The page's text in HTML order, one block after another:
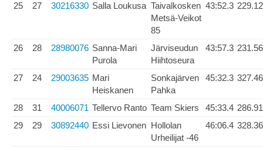
25 27 30216330 Salla Loukusa Taivalkosken
Metsä-Veikot
85
43:52.3 229.12
26 28 28980076 Sanna-Mari
Purola
Järviseudun
Hiihtoseura
43:57.3 231.56
27 24 29003635 Mari
Heiskanen
Sonkajärven
Pahka
45:32.3 327.46
28 31 40006071 Tellervo Ranto Team Skiers 45:33.4 286.91
29
29 30892440 Essi Lievonen Hollolan
Urheilijat -46
46:06.4 328.36